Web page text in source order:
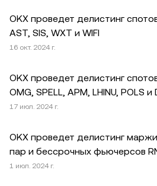
OKX проведет делистинг
AST, SIS, WXT и WIFI
16 окт. 2024 г.
OKX проведет делистинг
OMG, SPELL, APM, LHINU, POLS и
17 июл. 2024 г.
OKX проведет делистинг
пар и бессрочных фьючерсов
1 июл. 2024 г.